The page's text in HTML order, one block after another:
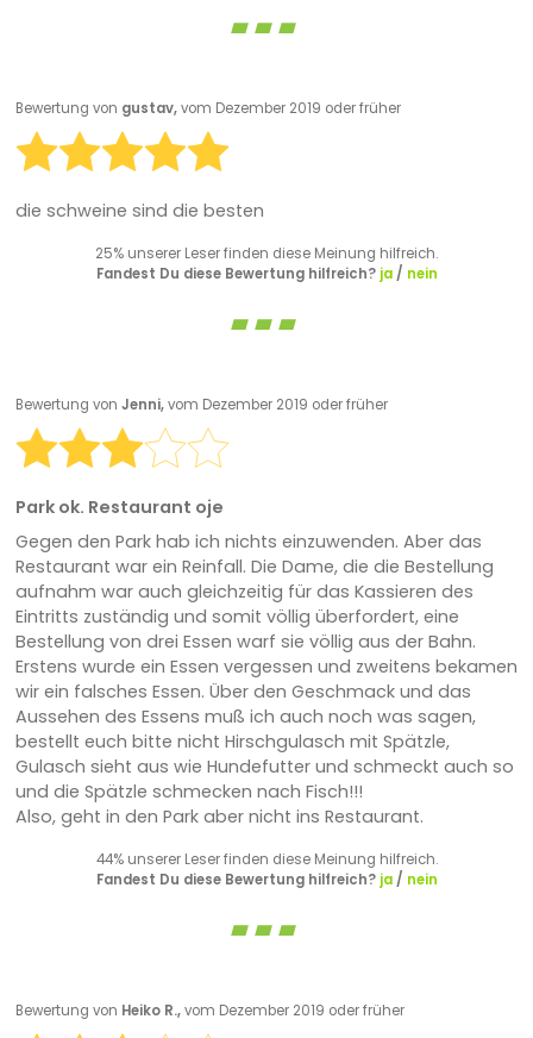
Bewertung von gustav,vom Dezember 2019 oder früher
die schweine sind die besten
25% unserer Leser finden diese Meinung hilfreich.
Fandest Du diese Bewertung hilfreich? ja/ nein
Bewertung von Jenni,vom Dezember 2019 oder früher
Park ok. Restaurant oje
Gegen den Park hab ich nichts einzuwenden. Aber das
Restaurant war ein Reinfall. Die Dame, die die Bestellung
aufnahm war auch gleichzeitig für das Kassieren des
Eintritts zuständig und somit völlig überfordert, eine
Bestellung von drei Essen warf sie völlig aus der Bahn.
Erstens wurde ein Essen vergessen und zweitens bekamen
wir ein falsches Essen. Über den Geschmack und das
Aussehen des Essens muß ich auch noch was sagen,
bestellt euch bitte nicht Hirschgulasch mit Spätzle,
Gulasch sieht aus wie Hundefutter und schmeckt auch so
und die Spätzle schmecken nach Fisch!!!
Also, geht in den Park aber nicht ins Restaurant.
44% unserer Leser finden diese Meinung hilfreich.
Fandest Du diese Bewertung hilfreich? ja/ nein
Bewertung von Heiko R.,vom Dezember 2019 oder früher